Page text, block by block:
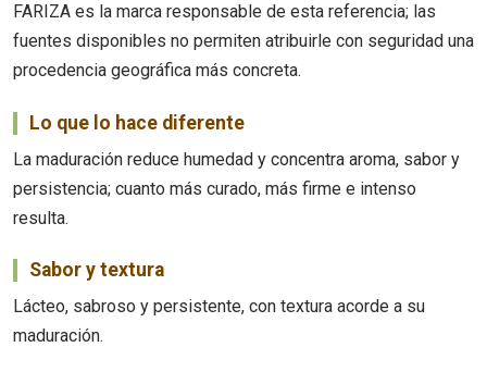
FARIZA es la marca responsable de esta referencia; las
fuentes disponibles no permiten atribuirle con seguridad una
procedencia geográfica más concreta.
Lo que lo hace diferente
La maduración reduce humedad y concentra aroma, sabor y
persistencia; cuanto más curado, más firme e intenso
resulta.
Sabor y textura
Lácteo, sabroso y persistente, con textura acorde a su
maduración.